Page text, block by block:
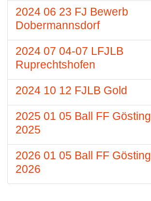
2024 06 23 FJ Bewerb
Dobermannsdorf
2024 07 04-07 LFJLB
Ruprechtshofen
2024 10 12 FJLB Gold
2025 01 05 Ball FF Gösting
2025
2026 01 05 Ball FF Gösting
2026